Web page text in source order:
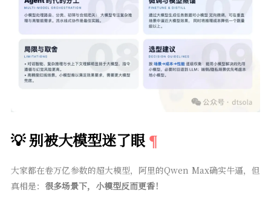
💡 别被大模型迷了眼
大家都在卷万亿参数的超大模型，阿里的Qwen Max确实牛逼，但
真相是： 很多场景下，小模型反而更香！